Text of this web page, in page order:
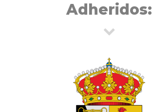
Adheridos: